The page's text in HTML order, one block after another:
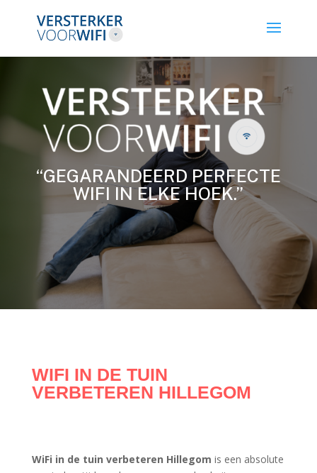
“GEGARANDEERD PERFECTE
WIFI IN ELKE HOEK.”
WIFI IN DE TUIN
VERBETEREN HILLEGOM
WiFi in de tuin verbeteren Hillegom is een absolute